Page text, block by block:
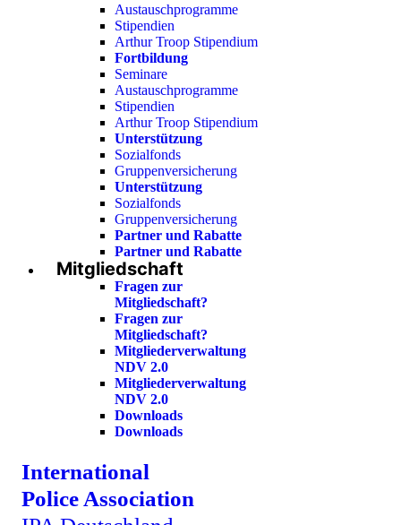
Austauschprogramme
Stipendien
Arthur Troop Stipendium
Fortbildung
Seminare
Austauschprogramme
Stipendien
Arthur Troop Stipendium
Unterstützung
Sozialfonds
Gruppenversicherung
Unterstützung
Sozialfonds
Gruppenversicherung
Partner und Rabatte
Partner und Rabatte
Mitgliedschaft
Fragen zur
Mitgliedschaft?
Fragen zur
Mitgliedschaft?
Mitgliederverwaltung
NDV 2.0
Mitgliederverwaltung
NDV 2.0
Downloads
Downloads
International
Police Association